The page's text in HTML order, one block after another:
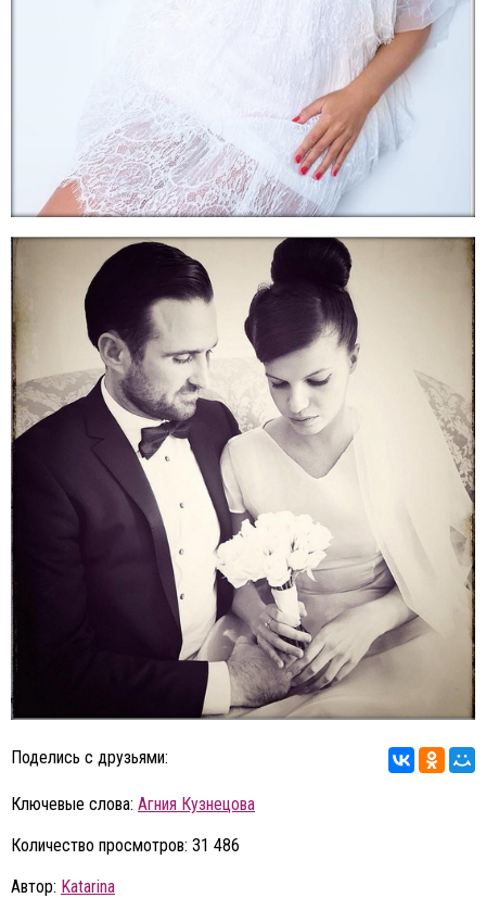
Поделись с друзьями:
Ключевые слова: Агния Кузнецова
Количество просмотров: 31 486
Автор: Katarina